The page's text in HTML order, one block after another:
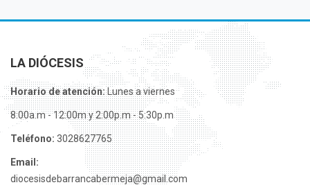
LA DIÓCESIS
Horario de atención:Lunes a viernes
8:00a.m - 12:00m y 2:00p.m - 5:30p.m
Teléfono: 3028627765
Email:
diocesisdebarrancabermeja@gmail.com